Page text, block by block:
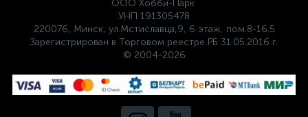
ООО Хобби-Парк
УНП 191305478
220076, Минск, ул.Мстиславца,9, 6 этаж, пом.8-16.5
Зарегистрирован в Торговом реестре РБ 31.05.2016 г.
© 2004-2026